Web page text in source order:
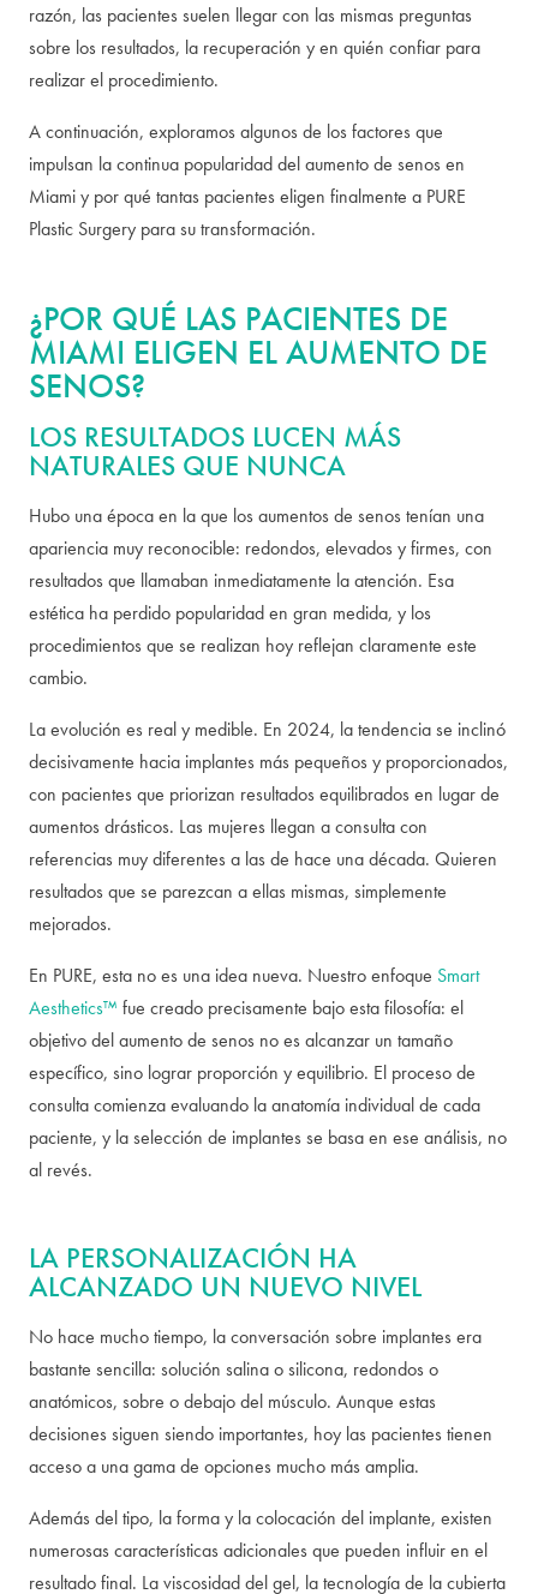
razón, las pacientes suelen llegar con las mismas preguntas
sobre los resultados, la recuperación y en quién confiar para
realizar el procedimiento.
A continuación, exploramos algunos de los factores que
impulsan la continua popularidad del aumento de senos en
Miami y por qué tantas pacientes eligen finalmente a PURE
Plastic Surgery para su transformación.
¿POR QUÉ LAS PACIENTES DE
MIAMI ELIGEN EL AUMENTO DE
SENOS?
LOS RESULTADOS LUCEN MÁS
NATURALES QUE NUNCA
Hubo una época en la que los aumentos de senos tenían una
apariencia muy reconocible: redondos, elevados y firmes, con
resultados que llamaban inmediatamente la atención. Esa
estética ha perdido popularidad en gran medida, y los
procedimientos que se realizan hoy reflejan claramente este
cambio.
La evolución es real y medible. En 2024, la tendencia se inclinó
decisivamente hacia implantes más pequeños y proporcionados,
con pacientes que priorizan resultados equilibrados en lugar de
aumentos drásticos. Las mujeres llegan a consulta con
referencias muy diferentes a las de hace una década. Quieren
resultados que se parezcan a ellas mismas, simplemente
mejorados.
En PURE, esta no es una idea nueva. Nuestro enfoque Smart
Aesthetics™ fue creado precisamente bajo esta filosofía: el
objetivo del aumento de senos no es alcanzar un tamaño
específico, sino lograr proporción y equilibrio. El proceso de
consulta comienza evaluando la anatomía individual de cada
paciente, y la selección de implantes se basa en ese análisis, no
al revés.
LA PERSONALIZACIÓN HA
ALCANZADO UN NUEVO NIVEL
No hace mucho tiempo, la conversación sobre implantes era
bastante sencilla: solución salina o silicona, redondos o
anatómicos, sobre o debajo del músculo. Aunque estas
decisiones siguen siendo importantes, hoy las pacientes tienen
acceso a una gama de opciones mucho más amplia.
Además del tipo, la forma y la colocación del implante, existen
numerosas características adicionales que pueden influir en el
resultado final. La viscosidad del gel, la tecnología de la cubierta